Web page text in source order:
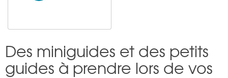
Des miniguides et des petits
guides à prendre lors de vos